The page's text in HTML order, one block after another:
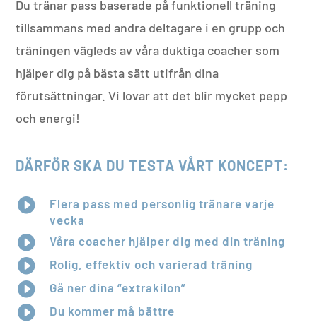
Du tränar pass baserade på funktionell träning
tillsammans med andra deltagare i en grupp och
träningen vägleds av våra duktiga coacher som
hjälper dig på bästa sätt utifrån dina
förutsättningar. Vi lovar att det blir mycket pepp
och energi!
DÄRFÖR SKA DU TESTA VÅRT KONCEPT:

Flera pass med personlig tränare varje
vecka
 Våra coacher hjälper dig med din träning
 Rolig, effektiv och varierad träning
 Gå ner dina “extrakilon”
 Du kommer må bättre